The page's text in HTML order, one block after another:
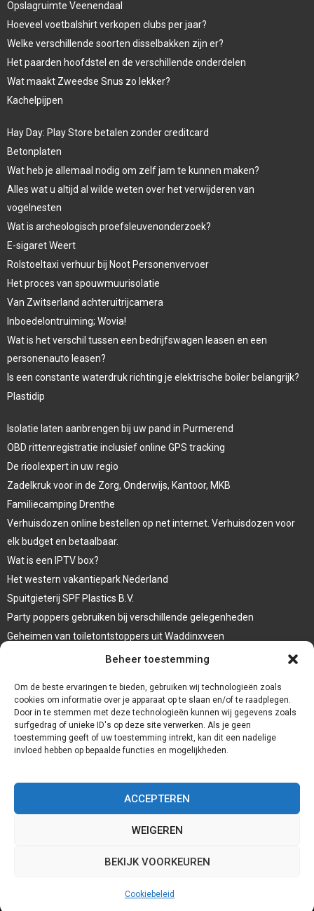
Beheer toestemming
Om de beste ervaringen te bieden, gebruiken wij technologieën zoals
cookies om informatie over je apparaat op te slaan en/of te raadplegen.
Door in te stemmen met deze technologieën kunnen wij gegevens zoals
surfgedrag of unieke ID's op deze site verwerken. Als je geen
toestemming geeft of uw toestemming intrekt, kan dit een nadelige
invloed hebben op bepaalde functies en mogelijkheden.
ACCEPTEREN
WEIGEREN
BEKIJK VOORKEUREN
Cookiebeleid
Opslagruimte Veenendaal
Hoeveel voetbalshirt verkopen clubs per jaar?
Welke verschillende soorten disselbakken zijn er?
Het paarden hoofdstel en de verschillende onderdelen
Wat maakt Zweedse Snus zo lekker?
Kachelpijpen
Hay Day: Play Store betalen zonder creditcard
Betonplaten
Wat heb je allemaal nodig om zelf jam te kunnen maken?
Alles wat u altijd al wilde weten over het verwijderen van
vogelnesten
Wat is archeologisch proefsleuvenonderzoek?
E-sigaret Weert
Rolstoeltaxi verhuur bij Noot Personenvervoer
Het proces van spouwmuurisolatie
Van Zwitserland achteruitrijcamera
Inboedelontruiming; Wovia!
Wat is het verschil tussen een bedrijfswagen leasen en een
personenauto leasen?
Is een constante waterdruk richting je elektrische boiler belangrijk?
Plastidip
Isolatie laten aanbrengen bij uw pand in Purmerend
OBD rittenregistratie inclusief online GPS tracking
De rioolexpert in uw regio
Zadelkruk voor in de Zorg, Onderwijs, Kantoor, MKB
Familiecamping Drenthe
Verhuisdozen online bestellen op net internet. Verhuisdozen voor
elk budget en betaalbaar.
Wat is een IPTV box?
Het western vakantiepark Nederland
Spuitgieterij SPF Plastics B.V.
Party poppers gebruiken bij verschillende gelegenheden
Geheimen van toiletontstoppers uit Waddinxveen
Vormen van terrasaankleding
Contact